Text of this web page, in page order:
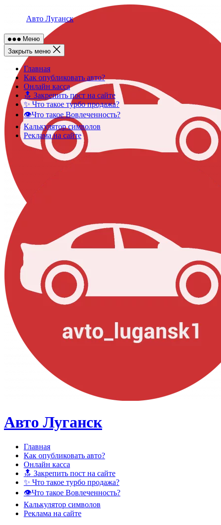
Авто Луганск
Меню
Закрыть меню
Главная
Как опубликовать авто?
Онлайн касса
🔝 Закрепить пост на сайте
✨ Что такое турбо продажа?
👁️Что такое Вовлеченность?
Калькулятор символов
Реклама на сайте
Авто Луганск
Главная
Как опубликовать авто?
Онлайн касса
🔝 Закрепить пост на сайте
✨ Что такое турбо продажа?
👁️Что такое Вовлеченность?
Калькулятор символов
Реклама на сайте